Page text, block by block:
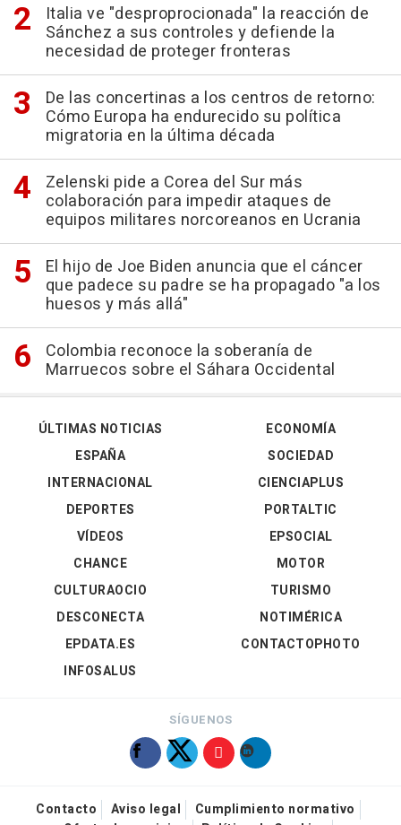
Italia ve "desproprocionada" la reacción de
Sánchez a sus controles y defiende la
necesidad de proteger fronteras
De las concertinas a los centros de retorno:
Cómo Europa ha endurecido su política
migratoria en la última década
Zelenski pide a Corea del Sur más
colaboración para impedir ataques de
equipos militares norcoreanos en Ucrania
El hijo de Joe Biden anuncia que el cáncer
que padece su padre se ha propagado "a los
huesos y más allá"
Colombia reconoce la soberanía de
Marruecos sobre el Sáhara Occidental
ÚLTIMAS NOTICIAS
ESPAÑA
INTERNACIONAL
DEPORTES
VÍDEOS
ECONOMÍA
SOCIEDAD
CIENCIAPLUS
PORTALTIC
EPSOCIAL
CHANCE
CULTURAOCIO
DESCONECTA
EPDATA.ES
INFOSALUS
MOTOR
TURISMO
NOTIMÉRICA
CONTACTOPHOTO
SÍGUENOS
Contacto Aviso legal
Cumplimiento normativo